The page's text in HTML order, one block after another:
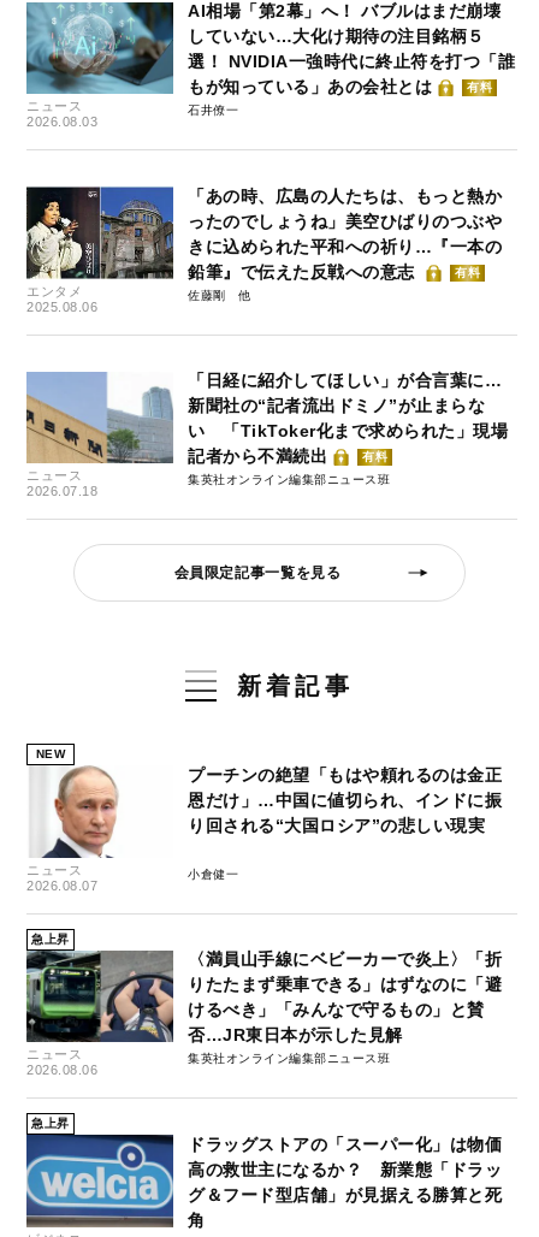
ニュース
2026.08.03
AI相場「第2幕」へ！ バブルはまだ崩壊
していない…大化け期待の注目銘柄５
選！ NVIDIA一強時代に終止符を打つ「誰
もが知っている」あの会社とは
有料
石井僚一
エンタメ
2025.08.06
「あの時、広島の人たちは、もっと熱か
ったのでしょうね」美空ひばりのつぶや
きに込められた平和への祈り…『一本の
鉛筆』で伝えた反戦への意志
有料
佐藤剛
ニュース
2026.07.18
「日経に紹介してほしい」が合言葉に…
新聞社の“記者流出ドミノ”が止まらな
い 「TikToker化まで求められた」現場
記者から不満続出
有料
集英社オンライン編集部ニュース班
会員限定記事一覧を見る
新着記事
NEW
ニュース
2026.08.07
プーチンの絶望「もはや頼れるのは金正
恩だけ」…中国に値切られ、インドに振
り回される“大国ロシア”の悲しい現実
小倉健一
急上昇
ニュース
2026.08.06
〈満員山手線にベビーカーで炎上〉「折
りたたまず乗車できる」はずなのに「避
けるべき」「みんなで守るもの」と賛
否…JR東日本が示した見解
集英社オンライン編集部ニュース班
急上昇
ドラッグストアの「スーパー化」は物価
高の救世主になるか？ 新業態「ドラッ
グ＆フード型店舗」が見据える勝算と死
角